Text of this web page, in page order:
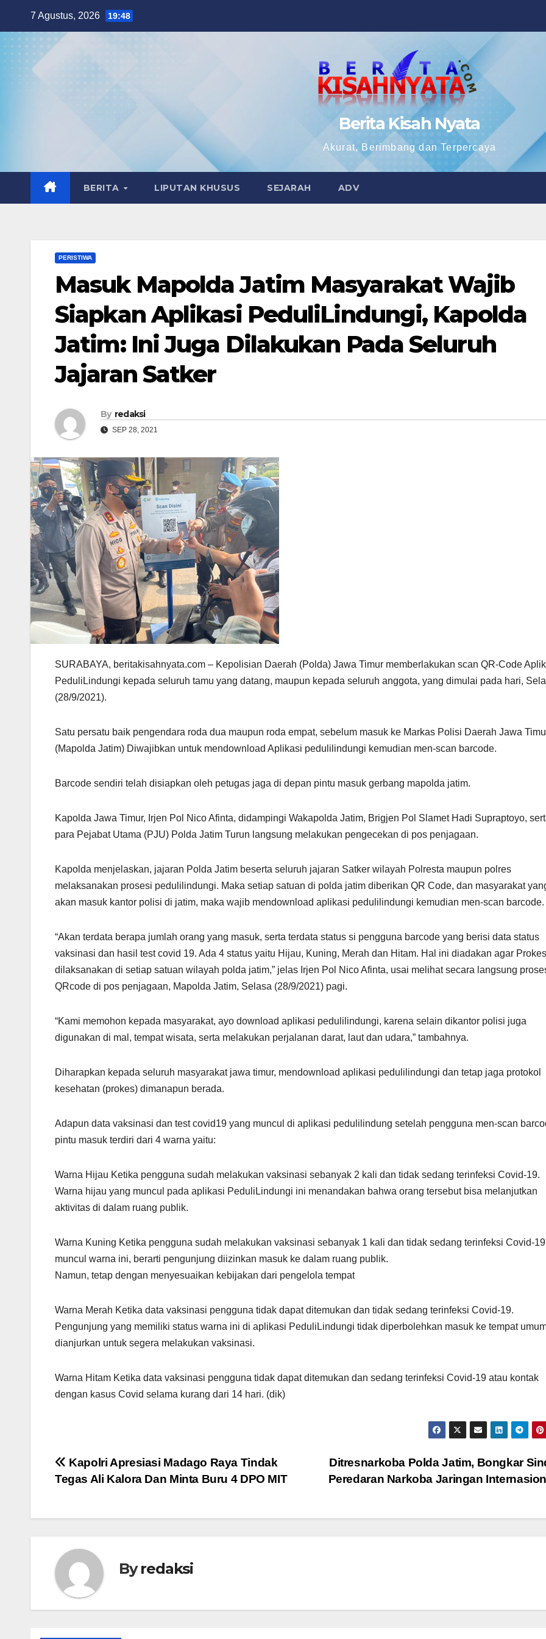
content
7 Agustus, 2026 19:48
Berita Kisah Nyata
Akurat, Berimbang dan Terpercaya
BERITA LIPUTAN KHUSUS SEJARAH ADV
PERISTIWA
Masuk Mapolda Jatim Masyarakat Wajib
Siapkan Aplikasi PeduliLindungi, Kapolda
Jatim: Ini Juga Dilakukan Pada Seluruh
Jajaran Satker
By redaksi
SEP 28, 2021
SURABAYA, beritakisahnyata.com – Kepolisian Daerah (Polda) Jawa Timur memberlakukan scan QR-Code
PeduliLindungi kepada seluruh tamu yang datang, maupun kepada seluruh anggota, yang dimulai pada hari,
(28/9/2021).
Satu persatu baik pengendara roda dua maupun roda empat, sebelum masuk ke Markas Polisi Daerah Jawa
(Mapolda Jatim) Diwajibkan untuk mendownload Aplikasi pedulilindungi kemudian men-scan barcode.
Barcode sendiri telah disiapkan oleh petugas jaga di depan pintu masuk gerbang mapolda jatim.
Kapolda Jawa Timur, Irjen Pol Nico Afinta, didampingi Wakapolda Jatim, Brigjen Pol Slamet Hadi Supraptoyo,
para Pejabat Utama (PJU) Polda Jatim Turun langsung melakukan pengecekan di pos penjagaan.
Kapolda menjelaskan, jajaran Polda Jatim beserta seluruh jajaran Satker wilayah Polresta maupun polres
melaksanakan prosesi pedulilindungi. Maka setiap satuan di polda jatim diberikan QR Code, dan masyarakat
akan masuk kantor polisi di jatim, maka wajib mendownload aplikasi pedulilindungi kemudian men-scan barcode.
“Akan terdata berapa jumlah orang yang masuk, serta terdata status si pengguna barcode yang berisi data status
vaksinasi dan hasil test covid 19. Ada 4 status yaitu Hijau, Kuning, Merah dan Hitam. Hal ini diadakan agar Prokes
dilaksanakan di setiap satuan wilayah polda jatim,” jelas Irjen Pol Nico Afinta, usai melihat secara langsung
QRcode di pos penjagaan, Mapolda Jatim, Selasa (28/9/2021) pagi.
“Kami memohon kepada masyarakat, ayo download aplikasi pedulilindungi, karena selain dikantor polisi juga
digunakan di mal, tempat wisata, serta melakukan perjalanan darat, laut dan udara,” tambahnya.
Diharapkan kepada seluruh masyarakat jawa timur, mendownload aplikasi pedulilindungi dan tetap jaga protokol
kesehatan (prokes) dimanapun berada.
Adapun data vaksinasi dan test covid19 yang muncul di aplikasi pedulilindung setelah pengguna men-scan
pintu masuk terdiri dari 4 warna yaitu:
Warna Hijau Ketika pengguna sudah melakukan vaksinasi sebanyak 2 kali dan tidak sedang terinfeksi Covid-19.
Warna hijau yang muncul pada aplikasi PeduliLindungi ini menandakan bahwa orang tersebut bisa melanjutkan
aktivitas di dalam ruang publik.
Warna Kuning Ketika pengguna sudah melakukan vaksinasi sebanyak 1 kali dan tidak sedang terinfeksi Covid-
muncul warna ini, berarti pengunjung diizinkan masuk ke dalam ruang publik.
Namun, tetap dengan menyesuaikan kebijakan dari pengelola tempat
Warna Merah Ketika data vaksinasi pengguna tidak dapat ditemukan dan tidak sedang terinfeksi Covid-19.
Pengunjung yang memiliki status warna ini di aplikasi PeduliLindungi tidak diperbolehkan masuk ke tempat
dianjurkan untuk segera melakukan vaksinasi.
Warna Hitam Ketika data vaksinasi pengguna tidak dapat ditemukan dan sedang terinfeksi Covid-19 atau kontak
dengan kasus Covid selama kurang dari 14 hari. (dik)
Navigasi
pos
Ditresnarkoba Polda Jatim, Bongkar
Peredaran Narkoba Jaringan
Kapolri Apresiasi Madago Raya Tindak
Tegas Ali Kalora Dan Minta Buru 4 DPO MIT
Byredaksi